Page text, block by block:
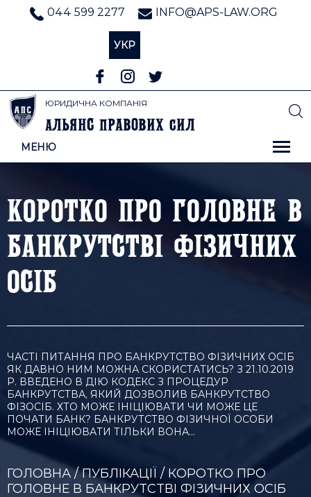
044 599 2277 INFO@APS-LAW.ORG
УКР
ЮРИДИЧНА КОМПАНІЯ
Альянс Правових Сил
МЕНЮ
КОРОТКО ПРО ГОЛОВНЕ В
БАНКРУТСТВІ ФІЗИЧНИХ
ОСІБ
ЧАСТІ ПИТАННЯ ПРО БАНКРУТСТВО ФІЗИЧНИХ ОСІБ
ЯК ДАВНО НИМ МОЖНА СКОРИСТАТИСЬ? З 21.10.2019
Р. ВВЕДЕНО В ДІЮ КОДЕКС З ПРОЦЕДУР
БАНКРУТСТВА, ЯКИЙ ДОЗВОЛИВ БАНКРУТСТВО
ФІЗОСІБ. ХТО МОЖЕ ІНІЦІЮВАТИ ЧИ МОЖЕ ЦЕ
ПОЧАТИ БАНК? БАНКРУТСТВО ФІЗИЧНОЇ ОСОБИ
МОЖЕ ІНІЦІЮВАТИ ТІЛЬКИ ВОНА…
ГОЛОВНА/ПУБЛІКАЦІЇ / КОРОТКО ПРО
ГОЛОВНЕ В БАНКРУТСТВІ ФІЗИЧНИХ ОСІБ